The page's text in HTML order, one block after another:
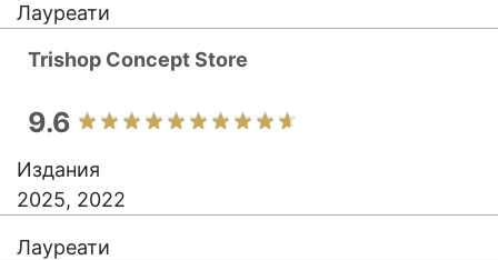
Лауреати
Trishop Concept Store
9.6
Издания
2025, 2022
Лауреати